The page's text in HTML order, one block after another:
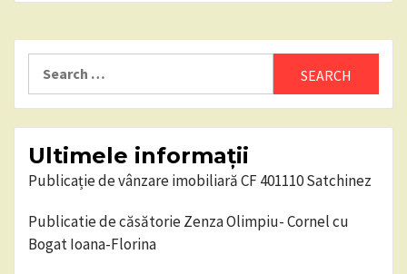
Ultimele informații
Publicație de vânzare imobiliară CF 401110 Satchinez
Publicatie de căsătorie Zenza Olimpiu- Cornel cu
Bogat Ioana-Florina